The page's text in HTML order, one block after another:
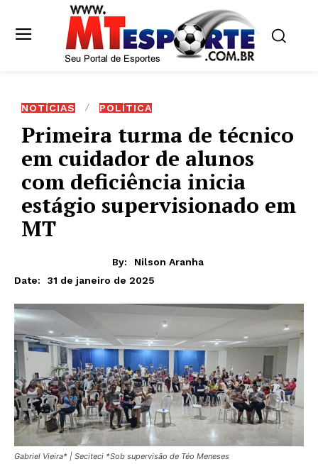
NOTÍCIAS POLÍTICA
Primeira turma de técnico
em cuidador de alunos
com deficiência inicia
estágio supervisionado em
MT
By:
Nilson Aranha
Date:
31 de janeiro de 2025
Gabriel Vieira* | Seciteci *Sob supervisão de Téo Meneses